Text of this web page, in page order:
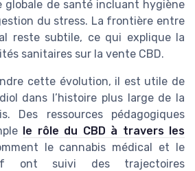
globale de santé incluant hygiène
du stress. La frontière entre
reste subtile, ce qui explique la
sanitaires sur la vente CBD.
cette évolution, il est utile de
dans l’histoire plus large de la
Des ressources pédagogiques
le rôle du CBD à travers les
le cannabis médical et le
ont suivi des trajectoires